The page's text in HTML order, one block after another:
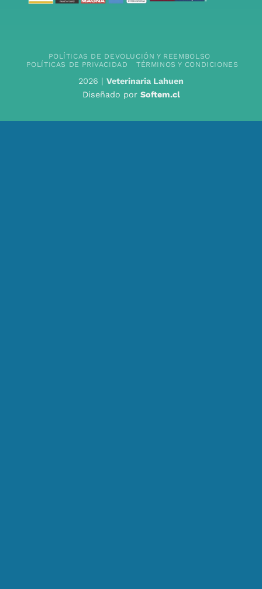
POLÍTICAS DE DEVOLUCIÓN Y REEMBOLSO
POLÍTICAS DE PRIVACIDAD
TÉRMINOS Y CONDICIONES
2026 | Veterinaria Lahuen
Diseñado por Softem.cl